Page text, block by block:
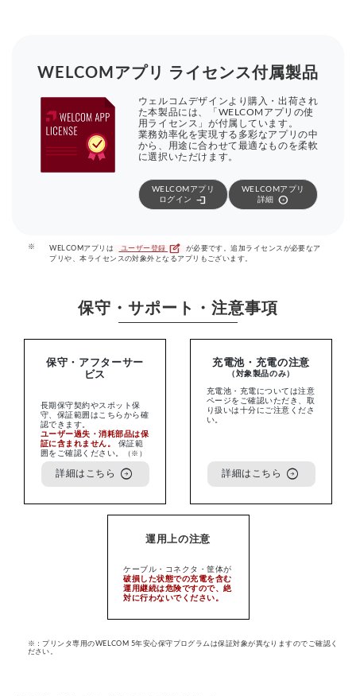
WELCOMアプリ ライセンス付属製品
ウェルコムデザインより購入・出荷され
た本製品には、「WELCOMアプリの使
用ライセンス」が付属しています。
業務効率化を実現する多彩なアプリの中
から、用途に合わせて最適なものを柔軟
に選択いただけます。
WELCOMアプリ
ログイン
login
WELCOMアプリ
詳細
arrow_circle_right
※ WELCOMアプリは ユーザー登録 edit_square
が必要です。追加ライセンスが必要なア
プリや、本ライセンスの対象外となるアプリもございます。
保守・サポート・注意事項
保守・アフターサー
ビス
長期保守契約やスポット保
守、保証範囲はこちらから確
認できます。
ユーザー過失・消耗部品は保
証に含まれません。
保証範
囲をご確認ください。
（※）
詳細はこちら arrow_circle_right
充電池・充電の注意
（対象製品のみ）
充電池・充電については注意
ページをご確認いただき、取
り扱いは十分にご注意くださ
い。
詳細はこちら arrow_circle_right
運用上の注意
ケーブル・コネクタ・筐体が
破損した状態での充電を含む
運用継続は危険ですので、絶
対に行わないでください。
※：プリンタ専用のWELCOM 5年安心保守プログラムは保証対象が異なりますのでご確認く
ださい。